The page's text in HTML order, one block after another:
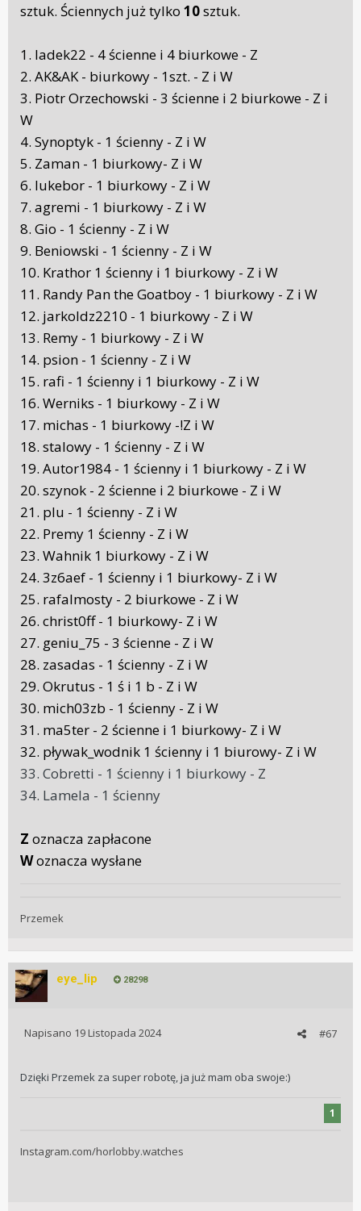
sztuk. Ściennych już tylko 10sztuk.
1. ladek22 - 4 ścienne i 4 biurkowe - Z
2. AK&AK - biurkowy - 1szt. - Z i W
3. Piotr Orzechowski - 3 ścienne i 2 biurkowe - Z i
W
4. Synoptyk - 1 ścienny - Z i W
5. Zaman - 1 biurkowy- Z i W
6. lukebor - 1 biurkowy - Z i W
7. agremi - 1 biurkowy - Z i W
8. Gio - 1 ścienny - Z i W
9. Beniowski - 1 ścienny - Z i W
10. Krathor 1 ścienny i 1 biurkowy - Z i W
11. Randy Pan the Goatboy - 1 biurkowy - Z i W
12. jarkoldz2210 - 1 biurkowy - Z i W
13. Remy - 1 biurkowy - Z i W
14. psion - 1 ścienny - Z i W
15. rafi - 1 ścienny i 1 biurkowy - Z i W
16. Werniks - 1 biurkowy - Z i W
17. michas - 1 biurkowy -!Z i W
18. stalowy - 1 ścienny - Z i W
19. Autor1984 - 1 ścienny i 1 biurkowy - Z i W
20. szynok - 2 ścienne i 2 biurkowe - Z i W
21. plu - 1 ścienny - Z i W
22. Premy 1 ścienny - Z i W
23. Wahnik 1 biurkowy - Z i W
24. 3z6aef - 1 ścienny i 1 biurkowy- Z i W
25. rafalmosty - 2 biurkowe - Z i W
26. christ0ff - 1 biurkowy- Z i W
27. geniu_75 - 3 ścienne - Z i W
28. zasadas - 1 ścienny - Z i W
29. Okrutus - 1 ś i 1 b - Z i W
30. mich03zb - 1 ścienny - Z i W
31. ma5ter - 2 ścienne i 1 biurkowy- Z i W
32. pływak_wodnik 1 ścienny i 1 biurowy- Z i W
33. Cobretti - 1 ścienny i 1 biurkowy - Z
34. Lamela - 1 ścienny
Z oznacza zapłacone
Woznacza wysłane
Przemek
eye_lip 28298
#67
Napisano 19 Listopada 2024
Dzięki Przemek za super robotę, ja już mam oba swoje:)
1
Instagram.com/horlobby.watches